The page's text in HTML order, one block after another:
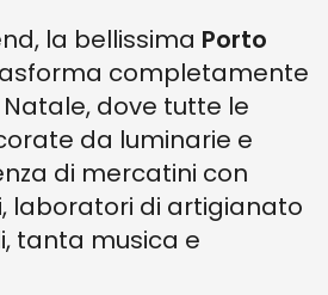
la bellissima Porto
completamente
dove tutte le
da luminarie e
di mercatini con
laboratori di artigianato
tanta musica e